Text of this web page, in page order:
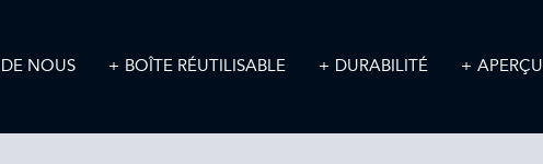
NOUS BOÎTE RÉUTILISABLE DURABILITÉ APERÇU